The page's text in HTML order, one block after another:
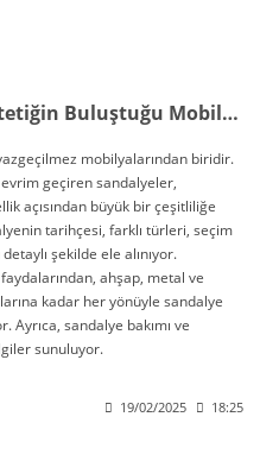
Sandalye: Konfor ve Estetiğin Buluştuğu Mobilya
mobilyalarından biridir.
geçiren sandalyeler,
açısından büyük bir çeşitliliğe
tarihçesi, farklı türleri, seçim
şekilde ele alınıyor.
ahşap, metal ve
kadar her yönüyle sandalye
sandalye bakımı ve
sunuluyor.
19/02/2025 18:25